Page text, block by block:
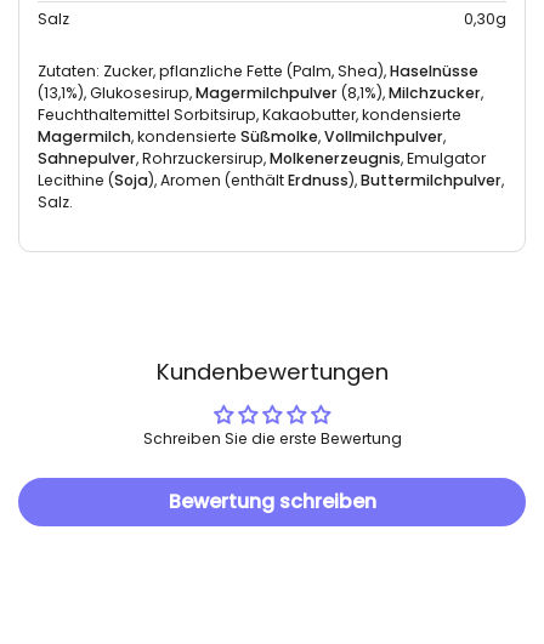
Salz
0,30g
Zutaten: Zucker, pflanzliche Fette (Palm, Shea),Haselnüsse
(13,1%), Glukosesirup,Magermilchpulver(8,1%),Milchzucker,
Feuchthaltemittel Sorbitsirup, Kakaobutter, kondensierte
Magermilch, kondensierte Süßmolke,Vollmilchpulver,
Sahnepulver, Rohrzuckersirup,Molkenerzeugnis, Emulgator
Lecithine (Soja), Aromen (enthältErdnuss),Buttermilchpulver,
Salz.
Kundenbewertungen
Schreiben Sie die erste Bewertung
Bewertung schreiben